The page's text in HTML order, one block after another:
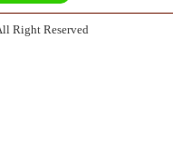
Right Reserved